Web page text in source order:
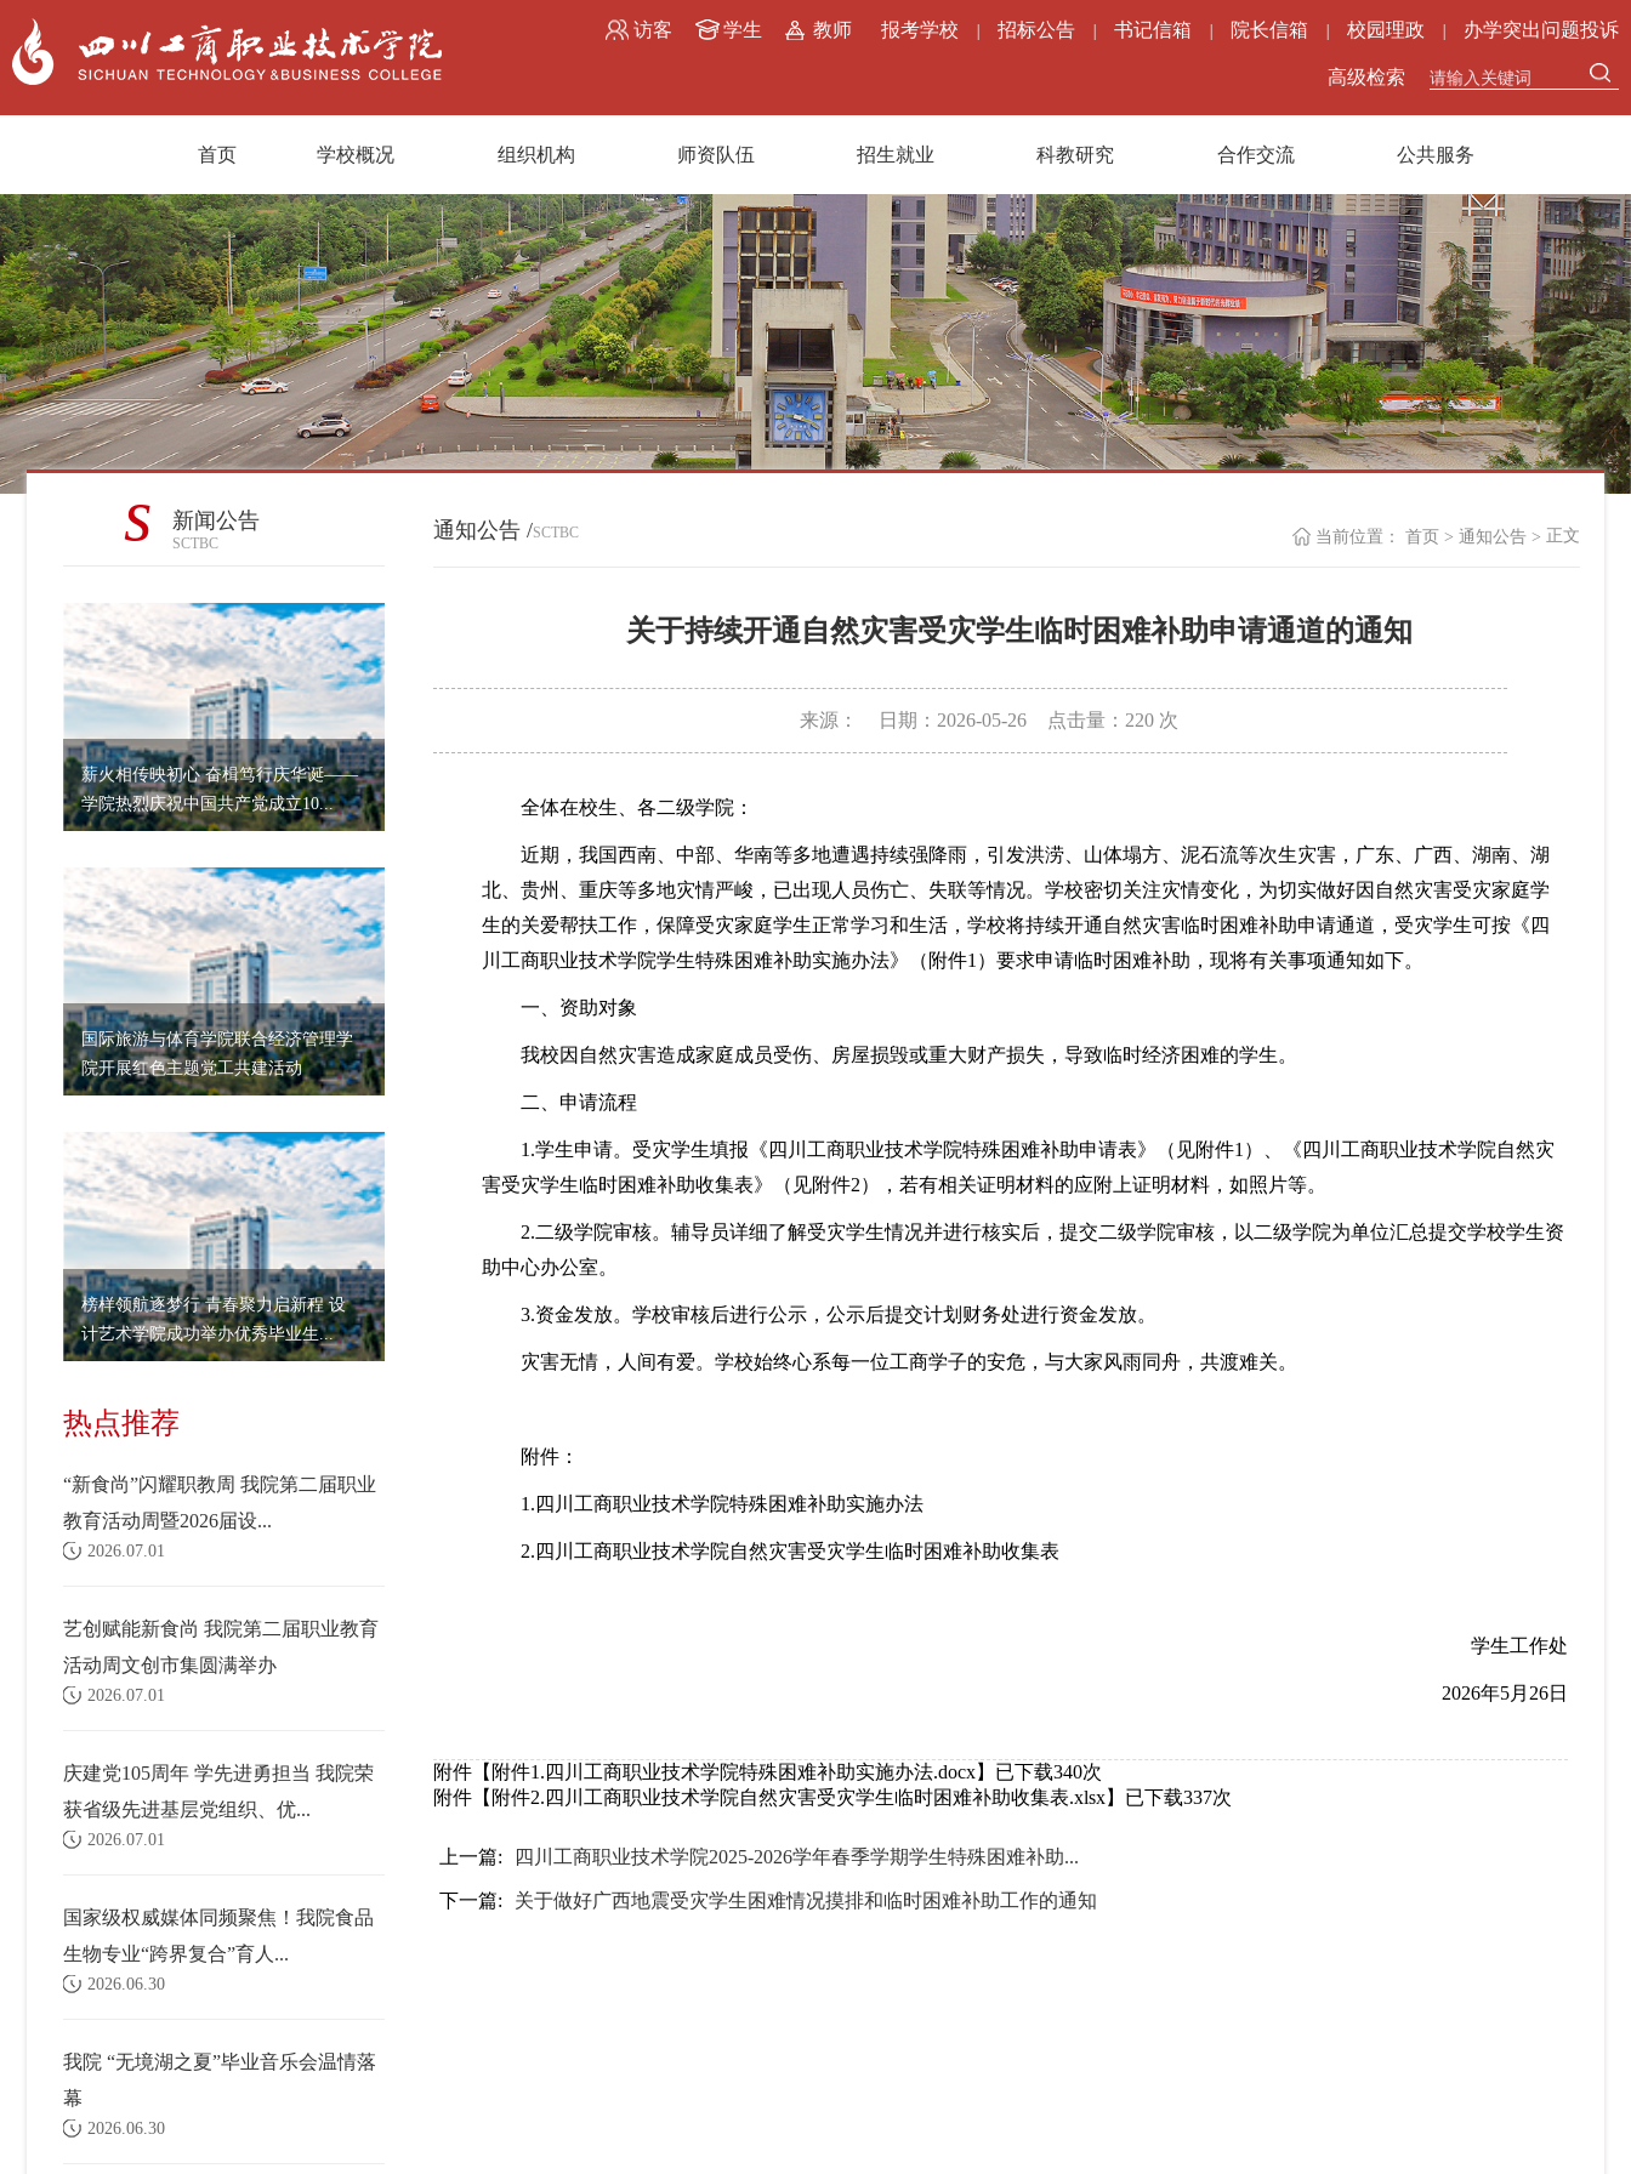
访客 学生 教师 报考学校 招标公告 书记信箱 院长信箱 校园理政 办学突出问题投诉
高级检索
首页 学校概况 组织机构 师资队伍 招生就业 科教研究 合作交流 公共服务
s 新闻公告
SCTBC
薪火相传映初心 奋楫笃行庆华诞——
学院热烈庆祝中国共产党成立10...
国际旅游与体育学院联合经济管理学
院开展红色主题党工共建活动
榜样领航逐梦行 青春聚力启新程 设
计艺术学院成功举办优秀毕业生...
热点推荐
“新食尚”闪耀职教周 我院第二届职业
教育活动周暨2026届设...
2026.07.01
艺创赋能新食尚 我院第二届职业教育
活动周文创市集圆满举办
2026.07.01
庆建党105周年 学先进勇担当 我院荣
获省级先进基层党组织、优...
2026.07.01
国家级权威媒体同频聚焦！我院食品
生物专业“跨界复合”育人...
2026.06.30
我院 “无境湖之夏”毕业音乐会温情落
幕
2026.06.30
通知公告 /SCTBC 当前位置： 首页 > 通知公告 > 正文
关于持续开通自然灾害受灾学生临时困难补助申请通道的通知
来源： 日期：2026-05-26 点击量： 220次
全体在校生、各二级学院：
近期，我国西南、中部、华南等多地遭遇持续强降雨，引发洪涝、山体塌方、泥石流等次生灾害，广东、广西、湖南、湖
北、贵州、重庆等多地灾情严峻，已出现人员伤亡、失联等情况。学校密切关注灾情变化，为切实做好因自然灾害受灾家庭学
生的关爱帮扶工作，保障受灾家庭学生正常学习和生活，学校将持续开通自然灾害临时困难补助申请通道，受灾学生可按《四
川工商职业技术学院学生特殊困难补助实施办法》（附件1）要求申请临时困难补助，现将有关事项通知如下。
一、资助对象
我校因自然灾害造成家庭成员受伤、房屋损毁或重大财产损失，导致临时经济困难的学生。
二、申请流程
1.学生申请。受灾学生填报《四川工商职业技术学院特殊困难补助申请表》（见附件1）、《四川工商职业技术学院自然灾
害受灾学生临时困难补助收集表》（见附件2），若有相关证明材料的应附上证明材料，如照片等。
2.二级学院审核。辅导员详细了解受灾学生情况并进行核实后，提交二级学院审核，以二级学院为单位汇总提交学校学生资
助中心办公室。
3.资金发放。学校审核后进行公示，公示后提交计划财务处进行资金发放。
灾害无情，人间有爱。学校始终心系每一位工商学子的安危，与大家风雨同舟，共渡难关。
附件：
1.四川工商职业技术学院特殊困难补助实施办法
2.四川工商职业技术学院自然灾害受灾学生临时困难补助收集表
学生工作处
2026年5月26日
附件【 附件1.四川工商职业技术学院特殊困难补助实施办法.docx】已下载340次
附件【 附件2.四川工商职业技术学院自然灾害受灾学生临时困难补助收集表.xlsx】已下载337次
上一篇: 四川工商职业技术学院2025-2026学年春季学期学生特殊困难补助...
下一篇: 关于做好广西地震受灾学生困难情况摸排和临时困难补助工作的通知